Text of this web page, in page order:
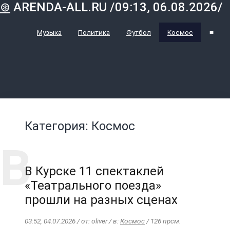
⊛ ARENDA-ALL.RU /09:13, 06.08.2026/
Музыка Политика Футбол Космос ≡
Категория: Космос
В Курске 11 спектаклей
«Театрального поезда»
прошли на разных сценах
03:52, 04.07.2026 / от: oliver / в:Космос/ 126 прсм.